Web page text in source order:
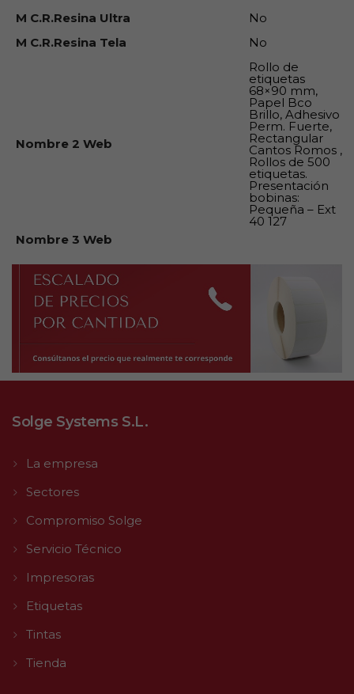
M C.R.Resina Ultra
No
M C.R.Resina Tela
No
Nombre 2 Web
Rollo de
etiquetas
68×90 mm,
Papel Bco
Brillo, Adhesivo
Perm. Fuerte,
Rectangular
Cantos Romos ,
Rollos de 500
etiquetas.
Presentación
bobinas:
Pequeña – Ext
40 127
Nombre 3 Web
Solge Systems S.L.
La empresa
Sectores
Compromiso Solge
Servicio Técnico
Impresoras
Etiquetas
Tintas
Tienda